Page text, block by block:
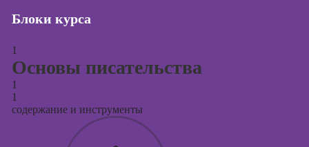
Блоки курса
1
Основы писательства
1
1
содержание и инструменты